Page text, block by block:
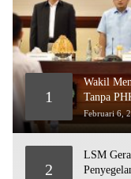
1
Wakil
Tanpa
Februari 6,
2
LSM